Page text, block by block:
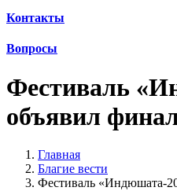
Контакты
Вопросы
Фестиваль
объявил
Главная
Благие вести
Фестиваль «Индюшата-